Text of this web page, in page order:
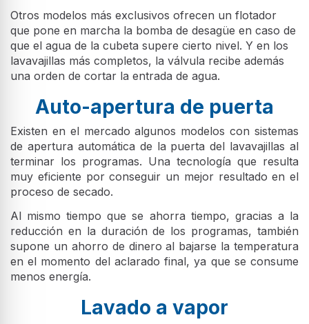
Otros modelos más exclusivos ofrecen un flotador
que pone en marcha la bomba de desagüe en caso de
que el agua de la cubeta supere cierto nivel. Y en los
lavavajillas más completos, la válvula recibe además
una orden de cortar la entrada de agua.
Auto-apertura de puerta
Existen en el mercado algunos modelos con sistemas
de apertura automática de la puerta del lavavajillas al
terminar los programas. Una tecnología que resulta
muy eficiente por conseguir un mejor resultado en el
proceso de secado.
Al mismo tiempo que se ahorra tiempo, gracias a la
reducción en la duración de los programas, también
supone un ahorro de dinero al bajarse la temperatura
en el momento del aclarado final, ya que se consume
menos energía.
Lavado a vapor